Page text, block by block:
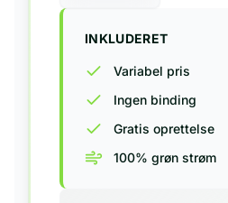
INKLUDERET
Variabel pris
Ingen binding
Gratis oprettelse
100% grøn strøm